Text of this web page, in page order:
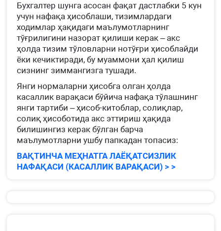
Бухгалтер шунга асосан фақат дастлабки 5 кун
учун нафақа ҳисоблаши, тизимлардаги
ходимлар ҳақидаги маълумотларнинг
тўғрилигини назорат қилиши керак – акс
ҳолда тизим тўловларни нотўғри ҳисоблайди
ёки кечиктиради, бу муаммони ҳал қилиш
сизнинг зиммангизга тушади.
Янги нормаларни ҳисобга олган ҳолда
касаллик варақаси бўйича нафақа тўлашнинг
янги тартиби – ҳисоб-китоблар, солиқлар,
солиқ ҳисоботида акс эттириш ҳақида
билишингиз керак бўлган барча
маълумотларни ушбу папкадан топасиз:
ВАҚТИНЧА МЕҲНАТГА ЛАЁҚАТСИЗЛИК
НАФАҚАСИ (КАСАЛЛИК ВАРАҚАСИ) > >